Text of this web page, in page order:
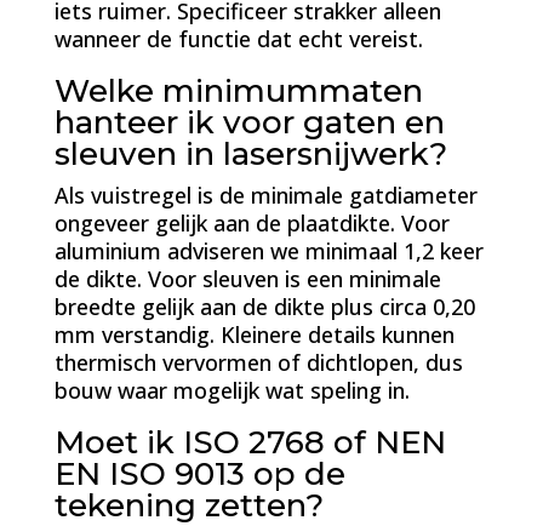
iets ruimer. Specificeer strakker alleen
wanneer de functie dat echt vereist.
Welke minimummaten
hanteer ik voor gaten en
sleuven in lasersnijwerk?
Als vuistregel is de minimale gatdiameter
ongeveer gelijk aan de plaatdikte. Voor
aluminium adviseren we minimaal 1,2 keer
de dikte. Voor sleuven is een minimale
breedte gelijk aan de dikte plus circa 0,20
mm verstandig. Kleinere details kunnen
thermisch vervormen of dichtlopen, dus
bouw waar mogelijk wat speling in.
Moet ik ISO 2768 of NEN
EN ISO 9013 op de
tekening zetten?